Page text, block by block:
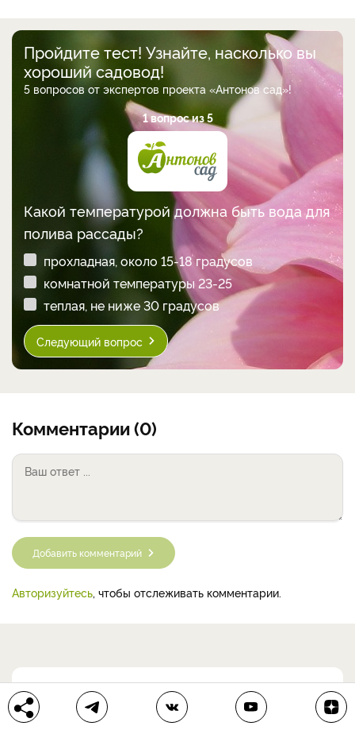
Пройдите тест! Узнайте, насколько вы
хороший садовод!
5 вопросов от экспертов проекта «Антонов сад»!
1 вопрос из 5
Какой температурой должна быть вода для
полива рассады?
прохладная, около 15-18 градусов
комнатной температуры 23-25
теплая, не ниже 30 градусов
Следующий вопрос
Комментарии (0)
Добавить комментарий
Авторизуйтесь , чтобы отслеживать комментарии.
Наши эксперты
Хромов Николай Владимирович